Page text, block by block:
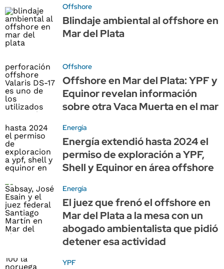
Offshore
Blindaje ambiental al offshore en
Mar del Plata
Offshore
Offshore en Mar del Plata: YPF y
Equinor revelan información
sobre otra Vaca Muerta en el mar
Energía
Energía extendió hasta 2024 el
permiso de exploración a YPF,
Shell y Equinor en área offshore
Energía
El juez que frenó el offshore en
Mar del Plata a la mesa con un
abogado ambientalista que pidió
detener esa actividad
YPF